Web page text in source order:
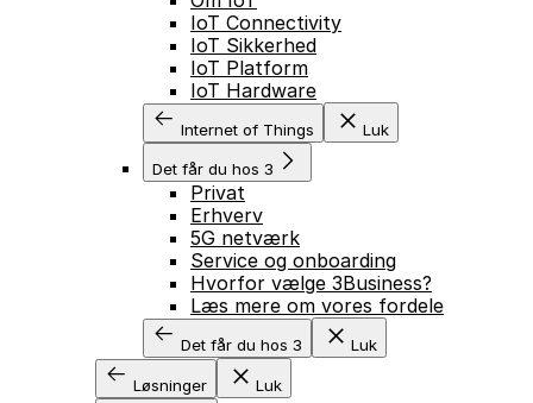
GÅ TIL INDHOLD
IoT Connectivity
IoT Sikkerhed
IoT Platform
IoT Hardware
Internet of Things Luk
Det får du hos 3
Privat
Erhverv
5G netværk
Service og onboarding
Hvorfor vælge 3Business?
Læs mere om vores fordele
Det får du hos 3 Luk
Løsninger Luk